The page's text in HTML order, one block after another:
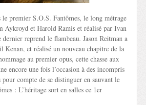
le premier S.O.S. Fantômes, le long métrage
Aykroyd et Harold Ramis et réalisé par Ivan
reprend le flambeau. Jason Reitman a
Kenan, et réalisé un nouveau chapitre de la
au premier opus, cette chasse aux
encore une fois l’occasion à des incompris
pour compte de se distinguer en sauvant le
: L’héritage sort en salles ce 1er